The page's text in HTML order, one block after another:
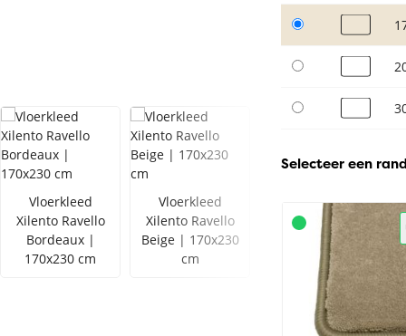
Selecteer een
Vloerkleed
Xilento Ravello
Bordeaux |
170x230 cm
Vloerkleed
Xilento Ravello
Beige | 170x230
cm